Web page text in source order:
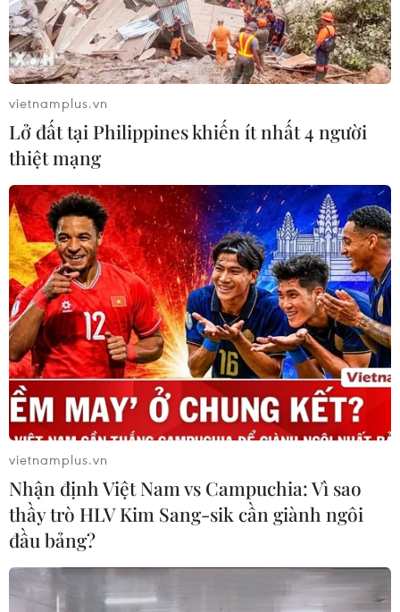
vietnamplus.vn
Lở đất tại Philippines khiến ít nhất 4 người
thiệt mạng
vietnamplus.vn
Nhận định Việt Nam vs Campuchia: Vì sao
thầy trò HLV Kim Sang-sik cần giành ngôi
đầu bảng?